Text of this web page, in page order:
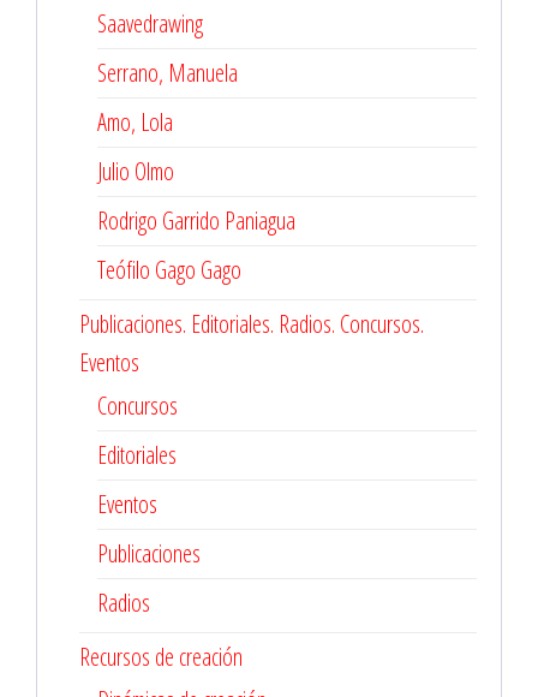
Saavedrawing
Serrano, Manuela
Amo, Lola
Julio Olmo
Rodrigo Garrido Paniagua
Teófilo Gago Gago
Publicaciones. Editoriales. Radios. Concursos.
Eventos
Concursos
Editoriales
Eventos
Publicaciones
Radios
Recursos de creación